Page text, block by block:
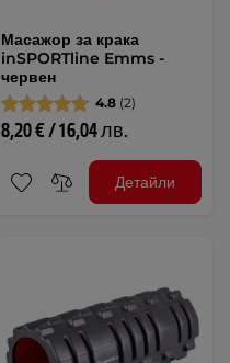
Масажор за крака
inSPORTline Emms -
червен
4.8 (2)
8,20 € / 16,04 лв.
Детайли